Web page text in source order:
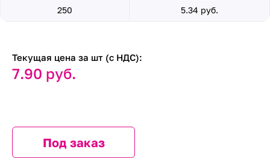
250 5.34 руб.
Текущая цена за шт (с НДС):
7.90 руб.
Под заказ